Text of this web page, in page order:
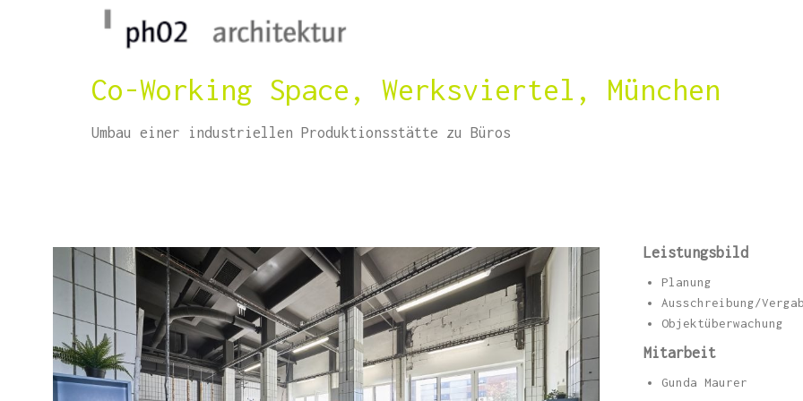
Co-Working Space, Werksviertel, München
Umbau einer industriellen Produktionsstätte zu Büros
Leistungsbild
Planung
Ausschreibung/
Objektüberwachung
Mitarbeit
Gunda Maurer